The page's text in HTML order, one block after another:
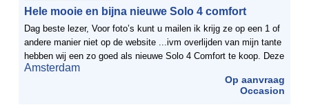
Hele mooie en bijna nieuwe Solo 4 comfort
Dag beste lezer, Voor foto’s kunt u mailen ik krijg ze op een 1 of
andere manier niet op de website ...ivm overlijden van mijn tante
hebben wij een zo goed als nieuwe Solo 4 Comfort te koop. Deze
scootmobiel heeft altijd ...
Amsterdam
Op aanvraag
Occasion